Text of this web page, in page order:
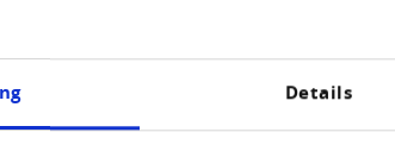
Details
(159 KB)